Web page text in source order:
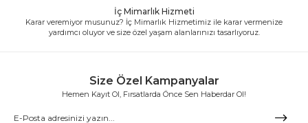
İç Mimarlık Hizmeti
Karar veremiyor musunuz? İç Mimarlık Hizmetimiz ile karar vermenize
yardımcı oluyor ve size özel yaşam alanlarınızı tasarlıyoruz.
Size Özel Kampanyalar
Hemen Kayıt Ol, Fırsatlarda Önce Sen Haberdar Ol!